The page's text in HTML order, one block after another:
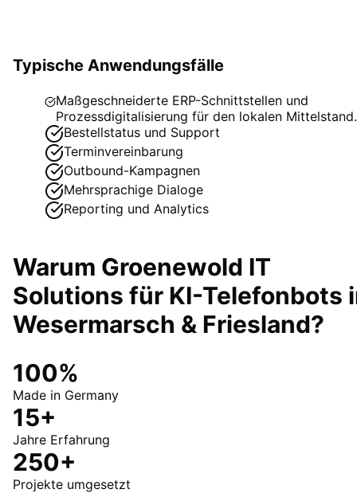
Typische Anwendungsfälle
Maßgeschneiderte ERP-Schnittstellen und
Prozessdigitalisierung für den lokalen Mittelstand.
Bestellstatus und Support
Terminvereinbarung
Outbound-Kampagnen
Mehrsprachige Dialoge
Reporting und Analytics
Warum Groenewold IT
Solutions für KI-Telefonbots
Wesermarsch & Friesland?
100%
Made in Germany
15+
Jahre Erfahrung
250+
Projekte umgesetzt